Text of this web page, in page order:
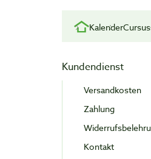
Kalender
Kundendienst
Versandkosten
Zahlung
Kontakt